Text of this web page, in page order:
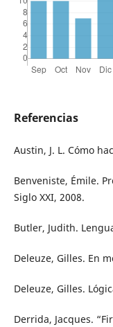
Referencias
Austin, J. L. Cómo
Benveniste, Émile.
Siglo XXI, 2008.
Butler, Judith.
Deleuze, Gilles. En
Deleuze, Gilles.
Derrida, Jacques.